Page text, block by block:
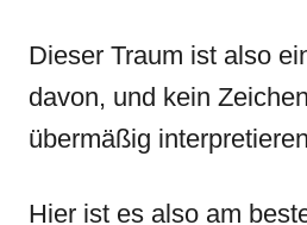
Dieser Traum ist also
davon, und kein
übermäßig
Hier ist es also am